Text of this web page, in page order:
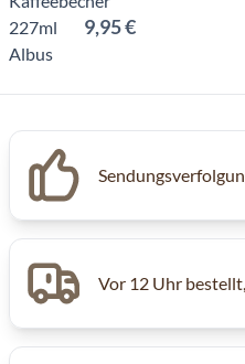
9,95 €
Vor 12 Uhr